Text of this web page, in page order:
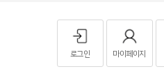
로그인 마이페이지